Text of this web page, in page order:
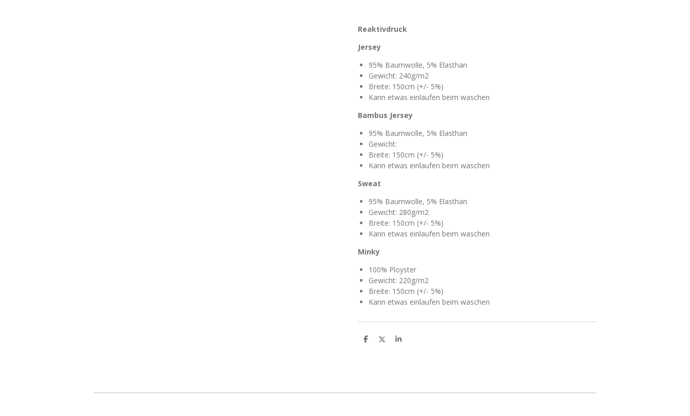
Reaktivdruck
Jersey
95% Baumwolle, 5% Elasthan
Gewicht: 240g/m2
Breite: 150cm (+/- 5%)
Kann etwas einlaufen beim waschen
Bambus Jersey
95% Baumwolle, 5% Elasthan
Gewicht:
Breite: 150cm (+/- 5%)
Kann etwas einlaufen beim waschen
Sweat
95% Baumwolle, 5% Elasthan
Gewicht: 280g/m2
Breite: 150cm (+/- 5%)
Kann etwas einlaufen beim waschen
Minky
100% Ployster
Gewicht: 220g/m2
Breite: 150cm (+/- 5%)
Kann etwas einlaufen beim waschen
T
T
T